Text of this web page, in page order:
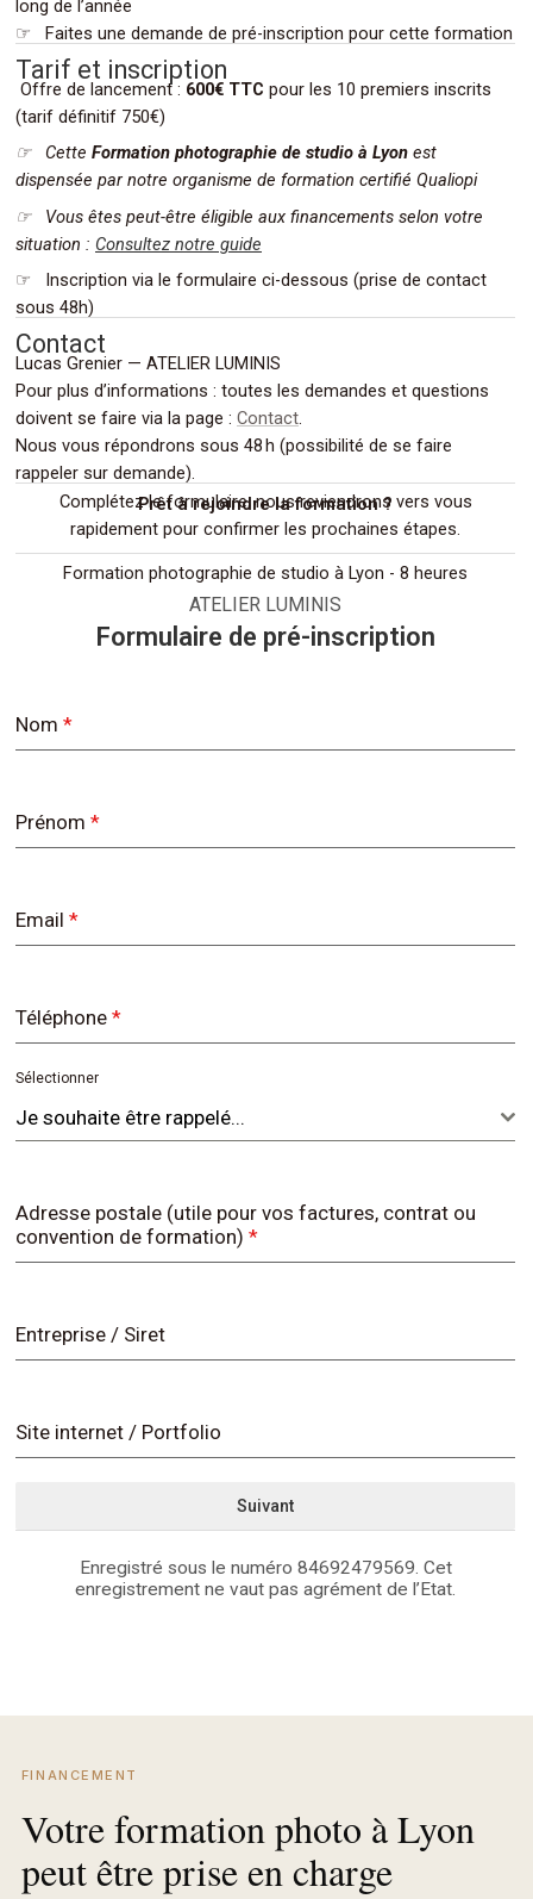
long de l’année
☞ Faites une demande de pré-inscription pour cette formation
Tarif et inscription
Offre de lancement : 600€ TTC pour les 10 premiers inscrits
(tarif définitif 750€)
☞ Cette Formation photographie de studio à Lyon est
dispensée par notre organisme de formation certifié Qualiopi
☞ Vous êtes peut-être éligible aux financements selon votre
situation : Consultez notre guide
☞ Inscription via le formulaire ci-dessous (prise de contact
sous 48h)
Contact
Lucas Grenier — ATELIER LUMINIS
Pour plus d’informations : toutes les demandes et questions
doivent se faire via la page : Contact.
Nous vous répondrons sous 48 h (possibilité de se faire
rappeler sur demande).
Prêt à rejoindre la formation ?
Complétez le formulaire, nous reviendrons vers vous
rapidement pour confirmer les prochaines étapes.
Formation photographie de studio à Lyon - 8 heures
ATELIER LUMINIS
Formulaire de pré-inscription
Nom *
Prénom *
Email *
Téléphone *
Sélectionner
Je souhaite être rappelé...
Adresse postale (utile pour vos factures, contrat ou
convention de formation) *
Entreprise / Siret
Site internet / Portfolio
Suivant
Enregistré sous le numéro 84692479569. Cet
enregistrement ne vaut pas agrément de l’Etat.
FINANCEMENT
Votre formation photo à Lyon
peut être prise en charge